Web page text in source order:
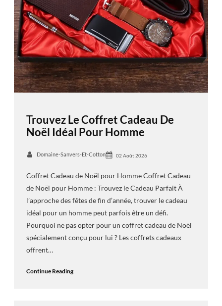
Trouvez Le Coffret Cadeau De
Noël Idéal Pour Homme
Domaine-Sanvers-Et-Cotton 02 Août 2026
Coffret Cadeau de Noël pour Homme Coffret Cadeau
de Noël pour Homme : Trouvez le Cadeau Parfait À
l’approche des fêtes de fin d’année, trouver le cadeau
idéal pour un homme peut parfois être un défi.
Pourquoi ne pas opter pour un coffret cadeau de Noël
spécialement conçu pour lui ? Les coffrets cadeaux
offrent…
Continue Reading